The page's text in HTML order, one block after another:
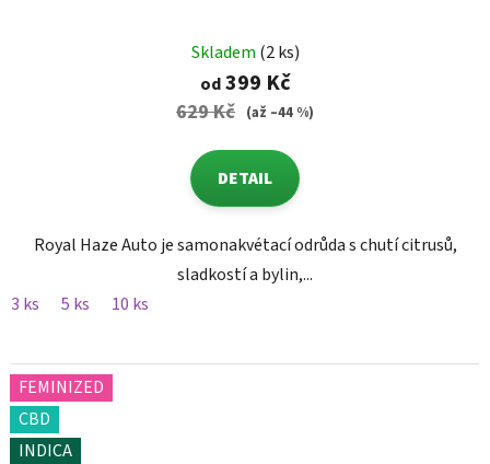
Skladem (2 ks)
od399 Kč
629 Kč (až –44 %)
DETAIL
Royal Haze Auto je samonakvétací odrůda s chutí citrusů,
sladkostí a bylin,...
3 ks
5 ks 10 ks
FEMINIZED
CBD
INDICA